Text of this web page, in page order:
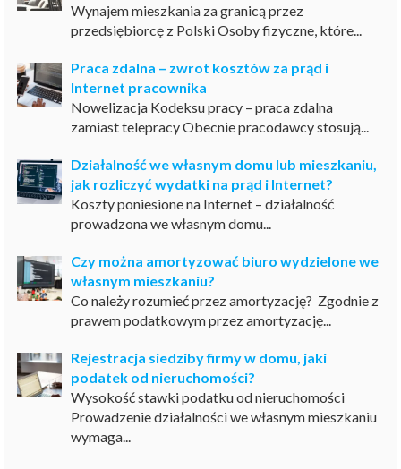
Wynajem mieszkania za granicą przez
przedsiębiorcę z Polski Osoby fizyczne, które...
Praca zdalna – zwrot kosztów za prąd i
Internet pracownika
Nowelizacja Kodeksu pracy – praca zdalna
zamiast telepracy Obecnie pracodawcy stosują...
Działalność we własnym domu lub mieszkaniu,
jak rozliczyć wydatki na prąd i Internet?
Koszty poniesione na Internet – działalność
prowadzona we własnym domu...
Czy można amortyzować biuro wydzielone we
własnym mieszkaniu?
Co należy rozumieć przez amortyzację? Zgodnie z
prawem podatkowym przez amortyzację...
Rejestracja siedziby firmy w domu, jaki
podatek od nieruchomości?
Wysokość stawki podatku od nieruchomości
Prowadzenie działalności we własnym mieszkaniu
wymaga...